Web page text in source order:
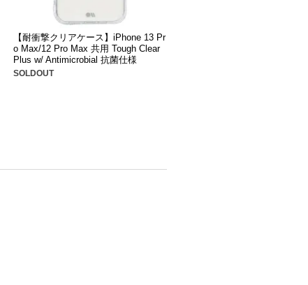
【耐衝撃クリアケース】iPhone 13 Pr
o Max/12 Pro Max 共用 Tough Clear
Plus w/ Antimicrobial 抗菌仕様
SOLDOUT